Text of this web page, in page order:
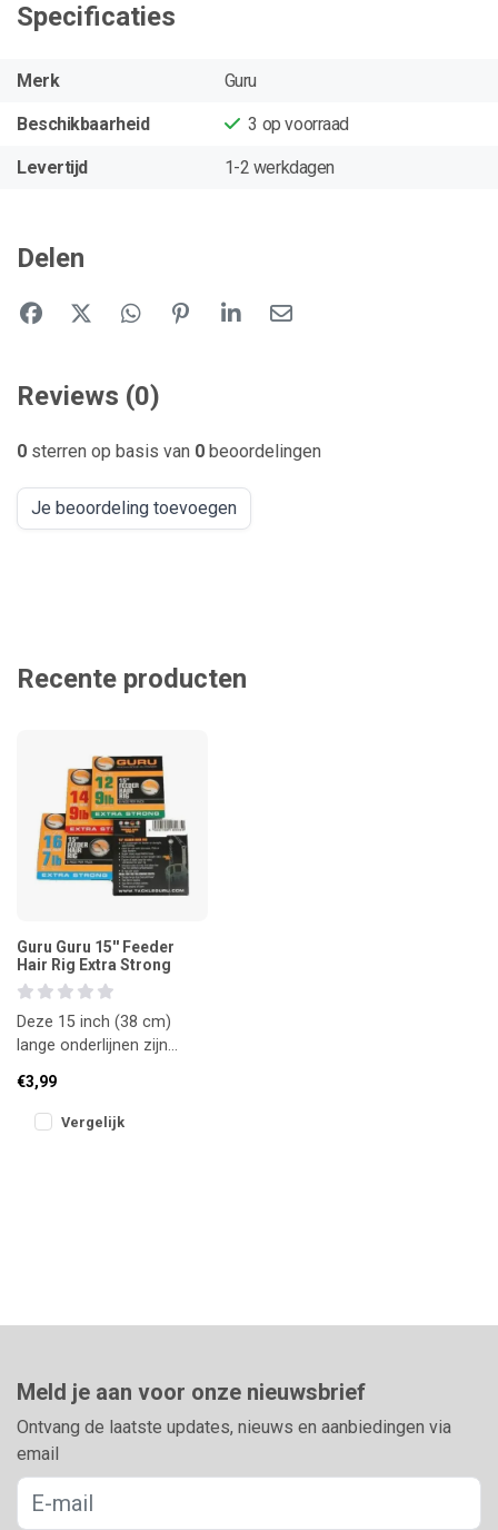
Specificaties
Merk Guru
Beschikbaarheid 3 op voorraad
Levertijd 1-2 werkdagen
Delen
Reviews (0)
0 sterren op basis van 0 beoordelingen
Je beoordeling toevoegen
Recente producten
Guru Guru 15'' Feeder
Hair Rig Extra Strong
Deze 15 inch (38 cm)
lange onderlijnen zijn
het sterke Guru N-Gauge
onderlij
€3,99
Vergelijk
Meld je aan voor onze nieuwsbrief
Ontvang de laatste updates, nieuws en aanbiedingen via
email